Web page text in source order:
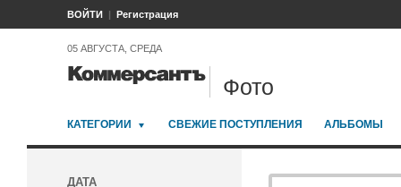
ВОЙТИ Регистрация
05 АВГУСТА, СРЕДА
Фото
КАТЕГОРИИ СВЕЖИЕ ПОСТУПЛЕНИЯ АЛЬБОМЫ
ДАТА